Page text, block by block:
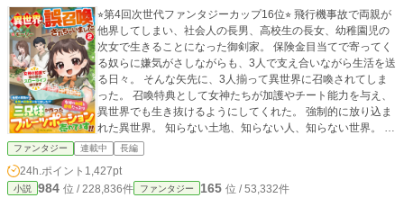
⭐︎第4回次世代ファンタジーカップ16位⭐︎ 飛行機事故で両親が
他界してしまい、社会人の長男、高校生の長女、幼稚園児の
次女で生きることになった御剣家。 保険金目当てで寄ってく
る奴らに嫌気がさしながらも、3人で支え合いながら生活を送
る日々。 そんな矢先に、3人揃って異世界に召喚されてしま
った。 召喚特典として女神たちが加護やチート能力を与え、
異世界でも生き抜けるようにしてくれた。 強制的に放り込ま
れた異世界。 知らない土地、知らない人、知らない世界。 不
安をはねのけながら、時に怖い目に遭いながら、3人で異世界
を生き抜き、平穏なスローライフを送る。 そんなほのぼのと
した物語。
ファンタジー 連載中 長編
24h.ポイント 1,427pt
小説 984 位 / 228,836件 ファンタジー 165 位 / 53,332件